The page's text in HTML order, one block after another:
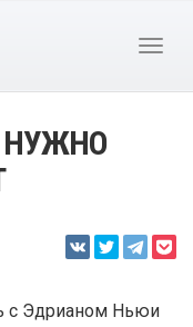
с Эдрианом Ньюи